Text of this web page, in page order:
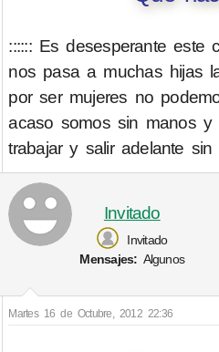
:::::: Es desesperante este
nos pasa a muchas hijas
por ser mujeres no
acaso somos sin manos y
trabajar y salir adelante sin
Invitado
Invitado
Mensajes: Algunos
Martes 16 de Octubre, 2012 22:36